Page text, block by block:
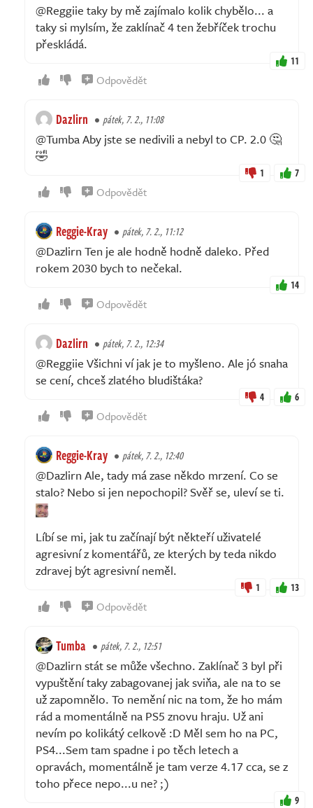
@Reggiie taky by mě zajímalo kolik chybělo... a
taky si mylsím, že zaklínač 4 ten žebříček trochu
přeskládá.
11
Odpovědět
Dazlirn pátek, 7. 2., 11:08
@Tumba Aby jste se nedivili a nebyl to CP. 2.0 🤔
🤣
1 7
Odpovědět
Reggie-Kray pátek, 7. 2., 11:12
@Dazlirn Ten je ale hodně hodně daleko. Před
rokem 2030 bych to nečekal.
14
Odpovědět
Dazlirn pátek, 7. 2., 12:34
@Reggiie Všichni ví jak je to myšleno. Ale jó snaha
se cení, chceš zlatého bludištáka?
4 6
Odpovědět
Reggie-Kray pátek, 7. 2., 12:40
@Dazlirn Ale, tady má zase někdo mrzení. Co se
stalo? Nebo si jen nepochopil? Svěř se, uleví se ti.
Líbí se mi, jak tu začínají být někteří uživatelé
agresivní z komentářů, ze kterých by teda nikdo
zdravej být agresivní neměl.
1 13
Odpovědět
Tumba pátek, 7. 2., 12:51
@Dazlirn stát se může všechno. Zaklínač 3 byl při
vypuštění taky zabagovanej jak sviňa, ale na to se
už zapomnělo. To nemění nic na tom, že ho mám
rád a momentálně na PS5 znovu hraju. Už ani
nevím po kolikátý celkově :D Měl sem ho na PC,
PS4...Sem tam spadne i po těch letech a
opravách, momentálně je tam verze 4.17 cca, se z
toho přece nepo...u ne? ;)
9